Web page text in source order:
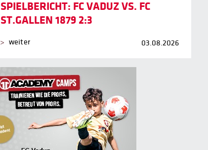
SPIELBERICHT: FC VADUZ VS. FC
ST.GALLEN 1879 2:3
weiter 03.08.2026